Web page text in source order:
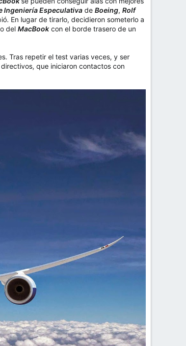
Ingeniería Especulativa de Boeing, Rolf
En lugar de tirarlo, decidieron someterlo a
del MacBook con el borde trasero de un
Tras repetir el test varias veces, y ser
que iniciaron contactos con